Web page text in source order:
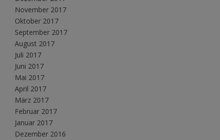
November 2017
Oktober 2017
September 2017
August 2017
Juli 2017
Juni 2017
Mai 2017
April 2017
März 2017
Februar 2017
Januar 2017
Dezember 2016